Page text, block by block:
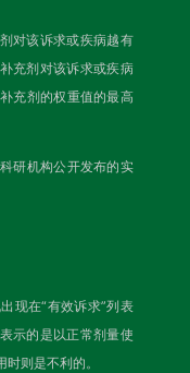
对该诉求或疾病越有
充剂对该诉求或疾病
充剂的权重值的最高
研机构公开发布的实
现在“有效诉求”列表
示的是以正常剂量使
则是不利的。